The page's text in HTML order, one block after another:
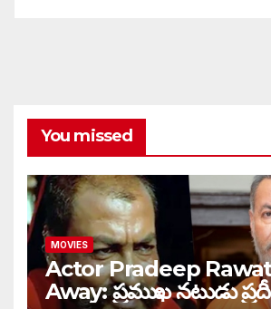
You missed
MOVIES
Actor Pradeep
Away: ప్రముఖ నటుడు